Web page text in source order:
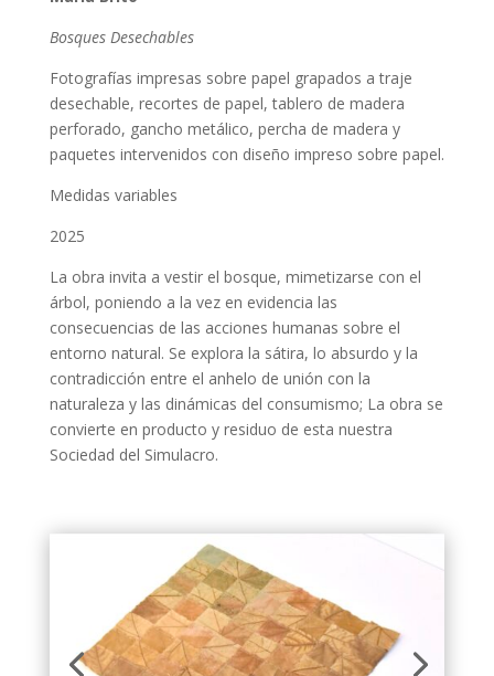
Bosques Desechables
Fotografías impresas sobre papel grapados a traje
desechable, recortes de papel, tablero de madera
perforado, gancho metálico, percha de madera y
paquetes intervenidos con diseño impreso sobre papel.
Medidas variables
2025
La obra invita a vestir el bosque, mimetizarse con el
árbol, poniendo a la vez en evidencia las
consecuencias de las acciones humanas sobre el
entorno natural. Se explora la sátira, lo absurdo y la
contradicción entre el anhelo de unión con la
naturaleza y las dinámicas del consumismo; La obra se
convierte en producto y residuo de esta nuestra
Sociedad del Simulacro.